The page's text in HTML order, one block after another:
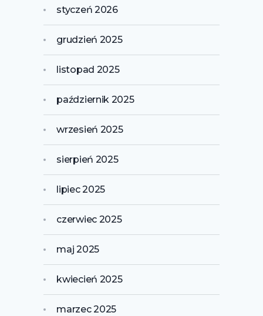
styczeń 2026
grudzień 2025
listopad 2025
październik 2025
wrzesień 2025
sierpień 2025
lipiec 2025
czerwiec 2025
maj 2025
kwiecień 2025
marzec 2025